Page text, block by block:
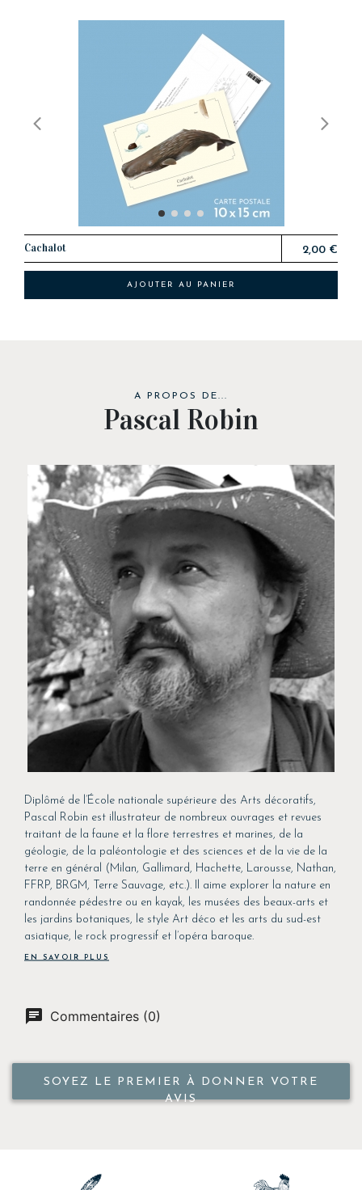
AJOUTER AU PANIER
Cachalot 2,00 €
A PROPOS DE...
Pascal Robin
Diplômé de l’École nationale supérieure des Arts décoratifs,
Pascal Robin est illustrateur de nombreux ouvrages et revues
traitant de la faune et la flore terrestres et marines, de la
géologie, de la paléontologie et des sciences et de la vie de la
terre en général (Milan, Gallimard, Hachette, Larousse, Nathan,
FFRP, BRGM, Terre Sauvage, etc.). Il aime explorer la nature en
randonnée pédestre ou en kayak, les musées des beaux-arts et
les jardins botaniques, le style Art déco et les arts du sud-est
asiatique, le rock progressif et l’opéra baroque.
EN SAVOIR PLUS
Commentaires (0)
SOYEZ LE PREMIER À DONNER VOTRE
AVIS